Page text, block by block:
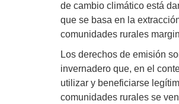
de cambio climático está
que se basa en la
comunidades rurales
Los derechos de emisión
invernadero que, en el
utilizar y beneficiarse
comunidades rurales se